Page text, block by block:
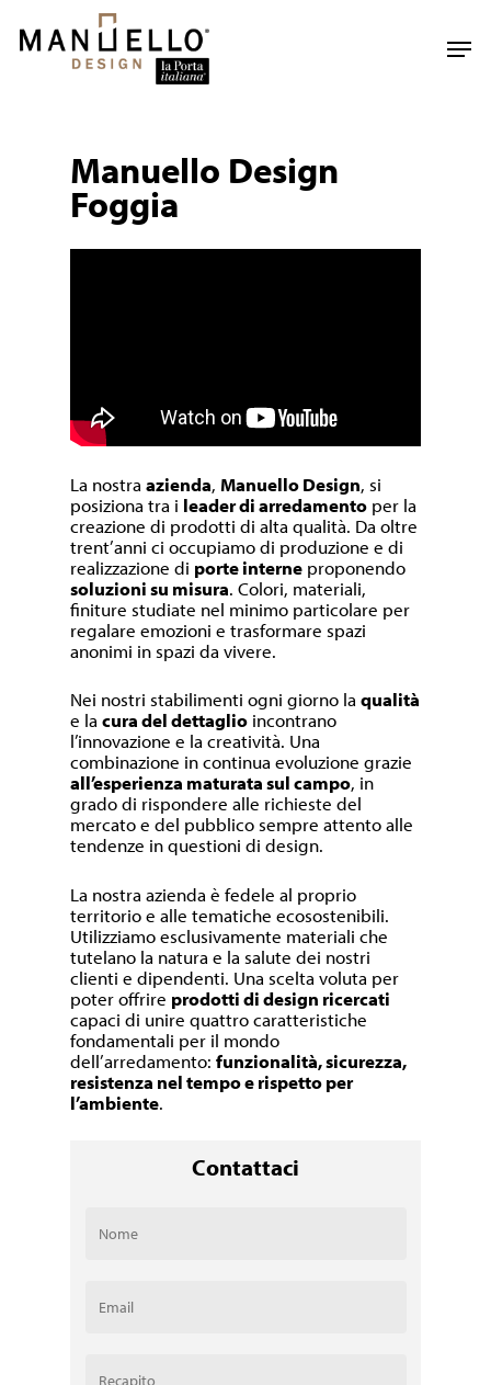
main
Manuello Design
Foggia
La nostraazienda, Manuello Design, si
posiziona tra i leader di arredamento per la
creazione di prodotti di alta qualità. Da oltre
trent’anni ci occupiamo di produzione e di
realizzazione di porte interne proponendo
soluzioni su misura. Colori, materiali,
finiture studiate nel minimo particolare per
regalare emozioni e trasformare spazi
anonimi in spazi da vivere.
Nei nostri stabilimenti ogni giorno laqualità
e lacura del dettaglio incontrano
l’innovazione e la creatività. Una
combinazione in continua evoluzione grazie
all’esperienza maturata sul campo, in
grado di rispondere alle richieste del
mercato e del pubblico sempre attento alle
tendenze in questioni di design.
La nostra azienda è fedele al proprio
territorio e alle tematiche ecosostenibili.
Utilizziamo esclusivamente materiali che
tutelano la natura e la salute dei nostri
clienti e dipendenti. Una scelta voluta per
poter offrire prodotti di design ricercati
capaci di unire quattro caratteristiche
fondamentali per il mondo
dell’arredamento:funzionalità, sicurezza,
resistenza nel tempo e rispetto per
l’ambiente.
Contattaci